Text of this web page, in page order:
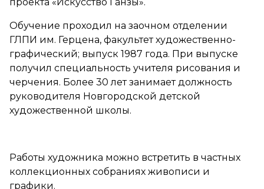
Обучение проходил на заочном отделении
ГЛПИ им. Герцена, факультет художественно-
графический; выпуск 1987 года. При выпуске
получил специальность учителя рисования и
черчения. Более 30 лет занимает должность
руководителя Новгородской детской
художественной школы.
Работы художника можно встретить в частных
коллекционных собраниях живописи и
графики.